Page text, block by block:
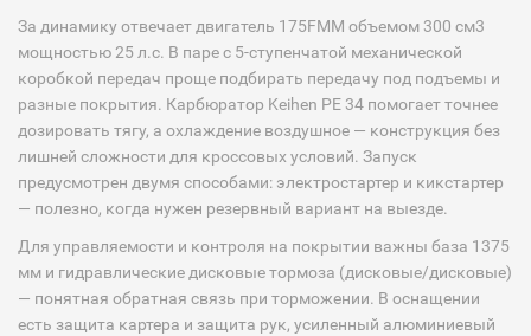
За динамику отвечает двигатель 175FMM объемом 300 см3
мощностью 25 л.с. В паре с 5-ступенчатой механической
коробкой передач проще подбирать передачу под подъемы и
разные покрытия. Карбюратор Keihen PE 34 помогает точнее
дозировать тягу, а охлаждение воздушное — конструкция без
лишней сложности для кроссовых условий. Запуск
предусмотрен двумя способами: электростартер и кикстартер
— полезно, когда нужен резервный вариант на выезде.
Для управляемости и контроля на покрытии важны база 1375
мм и гидравлические дисковые тормоза (дисковые/дисковые)
— понятная обратная связь при торможении. В оснащении
есть защита картера и защита рук, усиленный алюминиевый